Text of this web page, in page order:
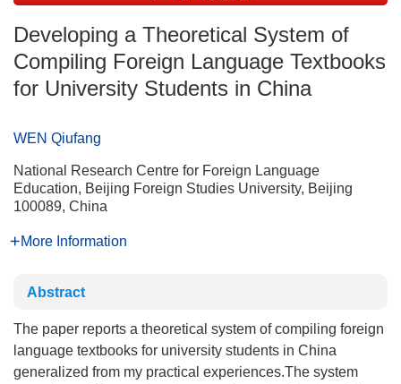
Developing a Theoretical System of
Compiling Foreign Language Textbooks
for University Students in China
WEN Qiufang
National Research Centre for Foreign Language
Education, Beijing Foreign Studies University, Beijing
100089, China
More Information
Abstract
The paper reports a theoretical system of compiling foreign
language textbooks for university students in China
generalized from my practical experiences.The system